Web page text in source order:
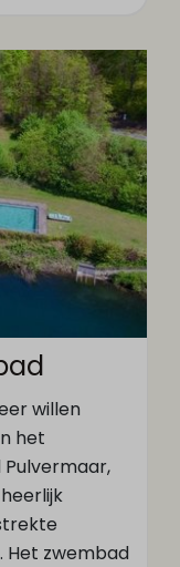
willen
het
Het zwembad